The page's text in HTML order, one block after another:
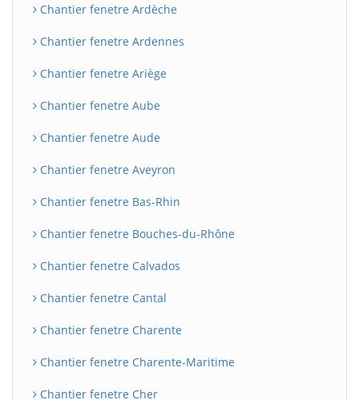
Chantier fenetre Ardèche
Chantier fenetre Ardennes
Chantier fenetre Ariège
Chantier fenetre Aube
Chantier fenetre Aude
Chantier fenetre Aveyron
Chantier fenetre Bas-Rhin
Chantier fenetre Bouches-du-Rhône
Chantier fenetre Calvados
Chantier fenetre Cantal
Chantier fenetre Charente
Chantier fenetre Charente-Maritime
Chantier fenetre Cher
B BatiWebPro
B